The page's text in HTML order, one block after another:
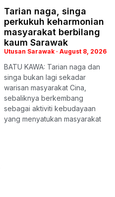
Tarian naga, singa
perkukuh keharmonian
masyarakat berbilang
kaum Sarawak
Utusan Sarawak August 8, 2026
BATU KAWA: Tarian naga dan
singa bukan lagi sekadar
warisan masyarakat Cina,
sebaliknya berkembang
sebagai aktiviti kebudayaan
yang menyatukan masyarakat